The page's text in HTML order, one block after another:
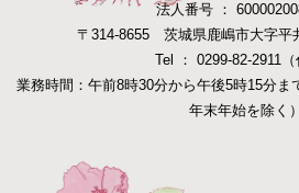
法人番号 ：
〒314-8655 茨城県鹿嶋市大字平
Tel ： 0299-82-2911（
業務時間：午前8時30分から午後5時15分ま
年末年始を除く）